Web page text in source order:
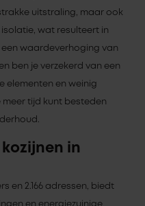
uitstraling, maar ook
wat resulteert in
waardeverhoging van
ben je verzekerd van een
elementen en weinig
tijd kunt besteden
in
en 2.166 adressen, biedt